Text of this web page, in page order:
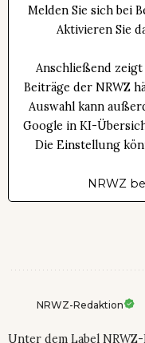
Melden Sie sich bei
Aktivieren Sie
Anschließend zeigt
Beiträge der NRWZ
Auswahl kann
Google in KI-
Die Einstellung
NRWZ
NRWZ-Redaktion
Unter dem Label